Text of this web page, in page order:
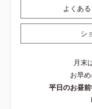
よくあ
シ
月末
お早
平日のお昼